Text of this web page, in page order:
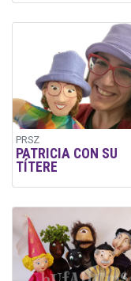
PRSZ
PATRICIA CON SU
TÍTERE